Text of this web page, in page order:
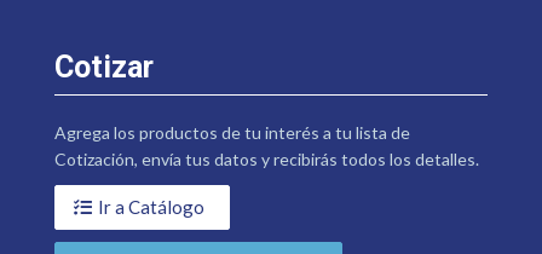
Cotizar
Agrega los productos de tu interés a tu lista de
Cotización, envía tus datos y recibirás todos los detalles.
Ir a Catálogo